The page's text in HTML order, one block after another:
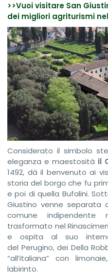
>>Vuoi visitare San
dei migliori agriturismi
Considerato il simbolo
eleganza e maestosità il
1492, dà il benvenuto ai
storia del borgo che fu
e poi di quella Bufalini.
Giustino venne
comune
trasformato nel
e ospita al suo
del Perugino, dei Della
“all’italiana” con
labirinto.